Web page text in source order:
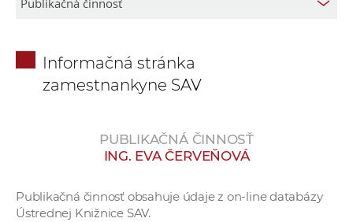
p
Informačná stránka
zamestnankyne SAV
PUBLIKAČNÁ ČINNOSŤ
ING. EVA ČERVEŇOVÁ
Publikačná činnosť obsahuje údaje z on-line databázy
Ústrednej Knižnice SAV.